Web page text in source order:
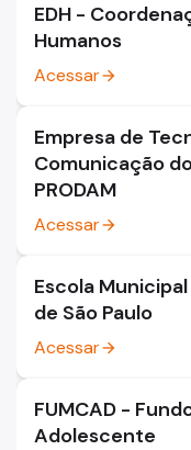
EDH -
Humanos
Acessararrow_forward
Empresa de
Comunicação
PRODAM
Acessararrow_forward
Escola
de São Paulo
Acessararrow_forward
FUMCAD -
Adolescente